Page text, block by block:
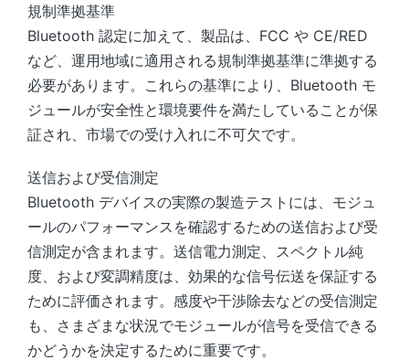
規制準拠基準
Bluetooth 認定に加えて、製品は、FCC や CE/RED
など、運用地域に適用される規制準拠基準に準拠する
必要があります。これらの基準により、Bluetooth モ
ジュールが安全性と環境要件を満たしていることが保
証され、市場での受け入れに不可欠です。
送信および受信測定
Bluetooth デバイスの実際の製造テストには、モジュ
ールのパフォーマンスを確認するための送信および受
信測定が含まれます。送信電力測定、スペクトル純
度、および変調精度は、効果的な信号伝送を保証する
ために評価されます。感度や干渉除去などの受信測定
も、さまざまな状況でモジュールが信号を受信できる
かどうかを決定するために重要です。